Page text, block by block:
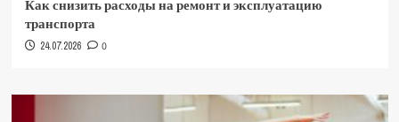
Как снизить расходы на ремонт и эксплуатацию
транспорта
24.07.2026 0